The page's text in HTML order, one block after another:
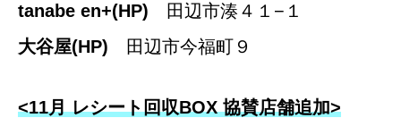
tanabe en+(HP) 田辺市湊４１−１
大谷屋(HP) 田辺市今福町９
<11月 レシート回収BOX 協賛店舗追加>